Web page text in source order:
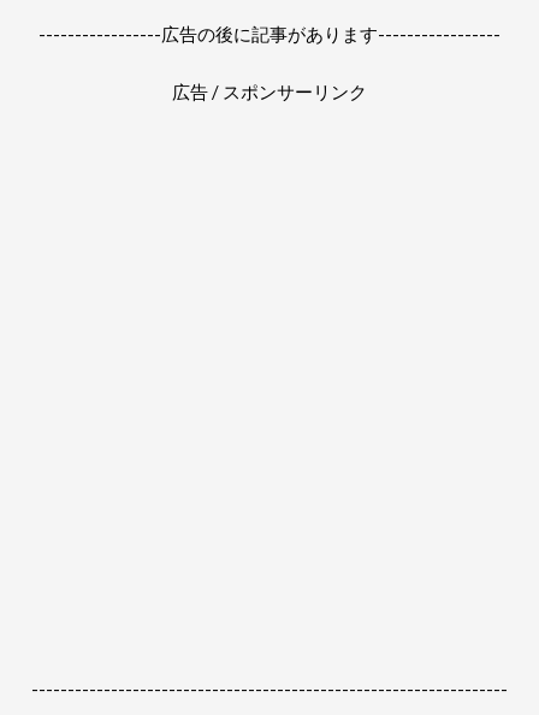
-----------------広告の後に記事があります-----------------
広告 / スポンサーリンク
------------------------------------------------------------------